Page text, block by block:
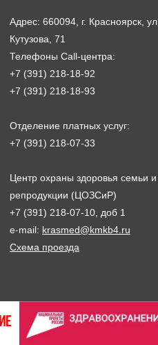
Адрес: 660094, г. Красноярск, ул.
Кутузова, 71
Телефоны Call-центра:
+7 (391) 218-18-92
+7 (391) 218-18-93
Отделение платных услуг:
+7 (391) 218-07-33
Центр охраны здоровья семьи и
репродукции (ЦОЗСиР)
+7 (391) 218-07-10, доб 1
e-mail: krasmed@kmkb4.ru
Схема проезда